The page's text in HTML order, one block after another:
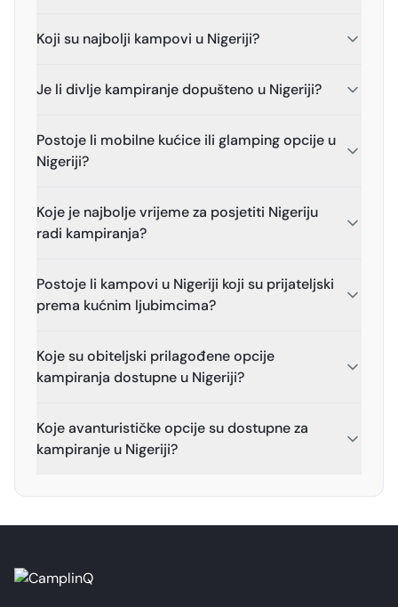
Koji su najbolji kampovi u Nigeriji?
Je li divlje kampiranje dopušteno u Nigeriji?
Postoje li mobilne kućice ili glamping opcije u
Nigeriji?
Koje je najbolje vrijeme za posjetiti Nigeriju
radi kampiranja?
Postoje li kampovi u Nigeriji koji su prijateljski
prema kućnim ljubimcima?
Koje su obiteljski prilagođene opcije
kampiranja dostupne u Nigeriji?
Koje avanturističke opcije su dostupne za
kampiranje u Nigeriji?